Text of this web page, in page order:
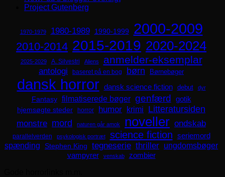
Project Gutenberg
1970-1979 1980-1989 1990-1999 2000-2009
2010-2014 2015-2019 2020-2024
2025-2029 A. Silvestri Aliens anmelder-eksemplar
antologi baseret på en bog børn Børnebøger
dansk horror dansk science fiction debut dyr
Fantasy filmatiserede bøger genfærd
gotik
hjemsøgte steder
horror humor krimi Litteratursiden
monstre mord naturen går amok noveller ondskab
parallelverden psykologisk portræt science fiction seriemord
spænding Stephen King tegneserie thriller ungdomsbøger
vampyrer venskab
zombier